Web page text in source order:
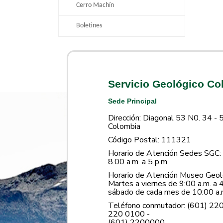
Cerro Machín
Boletines
Servicio Geológico
Sede Principal
Dirección: Diagonal 53 N0. 34 -
Colombia
Código Postal: 111321
Horario de Atención Sedes
8.00 a.m. a 5 p.m.
Horario de Atención Museo
Martes a viernes de 9:00 a.m. a
sábado de cada mes de 10:00
Teléfono conmutador: (601)
220 0100 -